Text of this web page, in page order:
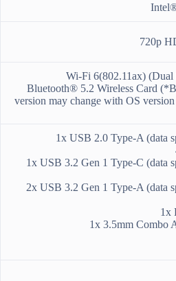
720p
Wi-Fi 6(802.11ax) (Dual
Bluetooth® 5.2 Wireless Card
version may change with OS
1x USB 2.0 Type-A (data
1x USB 3.2 Gen 1 Type-C (data
2x USB 3.2 Gen 1 Type-A (data
1x
1x 3.5mm Combo